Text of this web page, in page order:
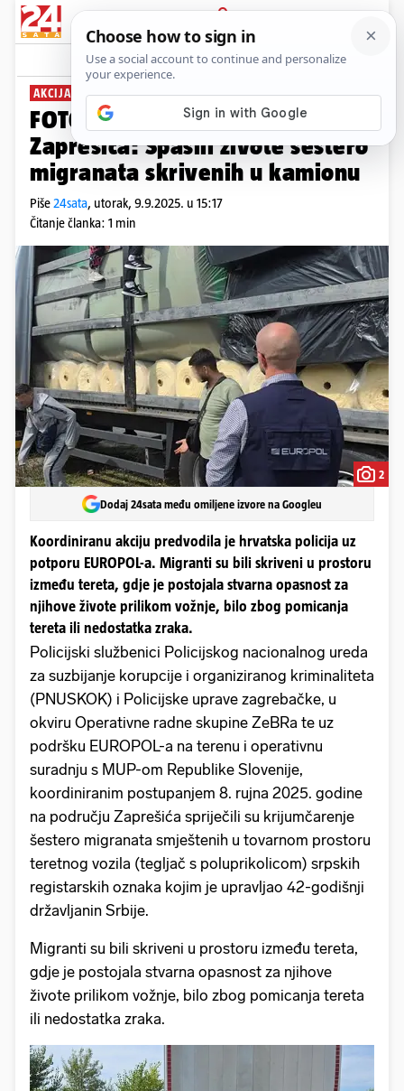
PRIJAVA
News Komentari
AKCIJA EUROPOL-A
FOTO Opasno krijumčarenje kod
Zaprešića: Spasili živote šestero
migranata skrivenih u kamionu
Piše24sata, utorak, 9.9.2025. u 15:17
Čitanje članka: 1 min
2
Dodaj 24sata među omiljene izvore na Googleu
Koordiniranu akciju predvodila je hrvatska policija uz
potporu EUROPOL-a. Migranti su bili skriveni u prostoru
između tereta, gdje je postojala stvarna opasnost za
njihove živote prilikom vožnje, bilo zbog pomicanja
tereta ili nedostatka zraka.
Policijski službenici Policijskog nacionalnog ureda
za suzbijanje korupcije i organiziranog kriminaliteta
(PNUSKOK) i Policijske uprave zagrebačke, u
okviru Operativne radne skupine ZeBRa te uz
podršku EUROPOL-a na terenu i operativnu
suradnju s MUP-om Republike Slovenije,
koordiniranim postupanjem 8. rujna 2025. godine
na području Zaprešića spriječili su krijumčarenje
šestero migranata smještenih u tovarnom prostoru
teretnog vozila (tegljač s poluprikolicom) srpskih
registarskih oznaka kojim je upravljao 42-godišnji
državljanin Srbije.
Migranti su bili skriveni u prostoru između tereta,
gdje je postojala stvarna opasnost za njihove
živote prilikom vožnje, bilo zbog pomicanja tereta
ili nedostatka zraka.